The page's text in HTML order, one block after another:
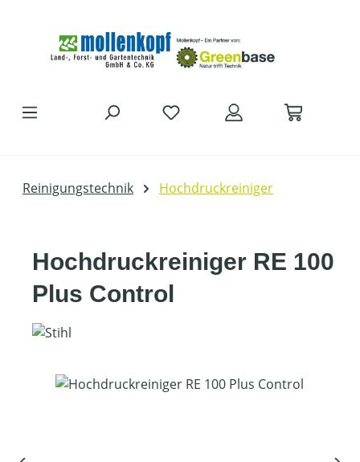
Reinigungstechnik Hochdruckreiniger
Hochdruckreiniger RE 100
Plus Control
Bildergalerie überspringen